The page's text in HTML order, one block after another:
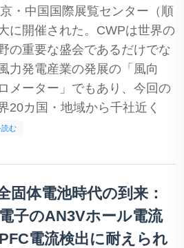
・中国国際展覧センター（順
に開催された。CWPは世界の
の重要な盛会であるだけでな
力発電産業の発展の「風向
メーター」でもあり、今回の
20カ国・地域から千社近く
む
固体電池時代の到来：
子のAN3Vホール電流
電流検出に耐えられ